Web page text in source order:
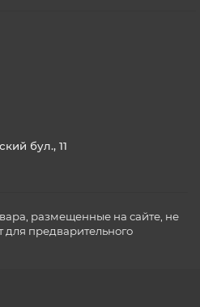
бул., 11
размещенные на сайте, не
для предварительного